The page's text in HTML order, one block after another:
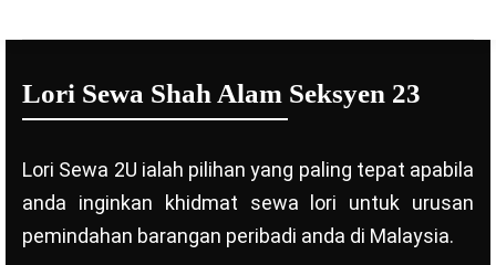
Lori Sewa Shah Alam Seksyen 23
Lori Sewa 2U ialah pilihan yang paling tepat apabila
anda inginkan khidmat sewa lori untuk urusan
pemindahan barangan peribadi anda di Malaysia.